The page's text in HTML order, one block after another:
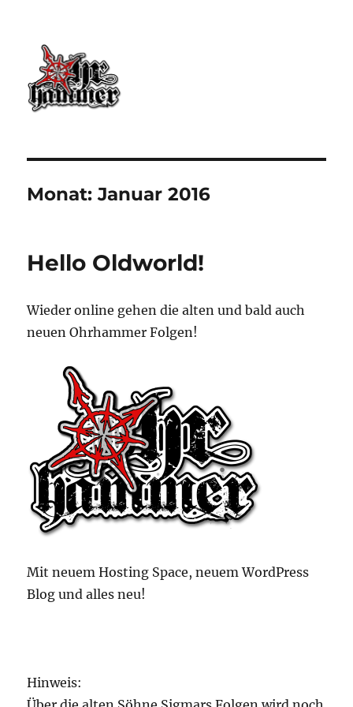
Ohrhammer.online
Monat:Januar 2016
Hello Oldworld!
Wieder online gehen die alten und bald auch
neuen Ohrhammer Folgen!
Mit neuem Hosting Space, neuem WordPress
Blog und alles neu!
Hinweis: